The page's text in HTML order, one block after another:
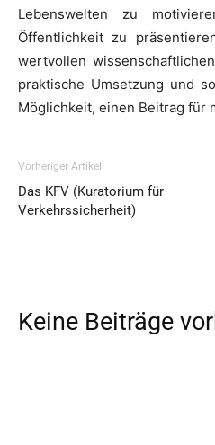
Lebenswelten zu
Öffentlichkeit zu
wertvollen
praktische Umsetzung und
Möglichkeit, einen Beitrag für
Vorheriger Artikel
Das KFV (Kuratorium für
Verkehrssicherheit)
Keine Beiträge